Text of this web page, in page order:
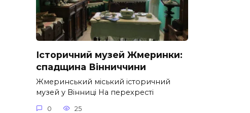
Історичний музей Жмеринки:
спадщина Вінниччини
Жмеринський міський історичний
музей у Вінниці На перехресті
0 25